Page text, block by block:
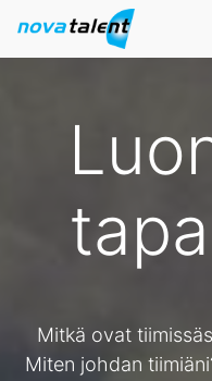
Mitkä ovat
Miten johdan